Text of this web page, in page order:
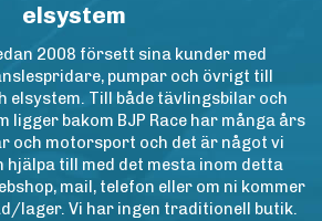
elsystem
2008 försett sina kunder med
pumpar och övrigt till
elsystem. Till både tävlingsbilar och
ligger bakom BJP Race har många års
och motorsport och det är något vi
hjälpa till med det mesta inom detta
mail, telefon eller om ni kommer
lager. Vi har ingen traditionell butik.